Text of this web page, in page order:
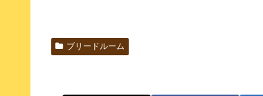
ブリードルーム